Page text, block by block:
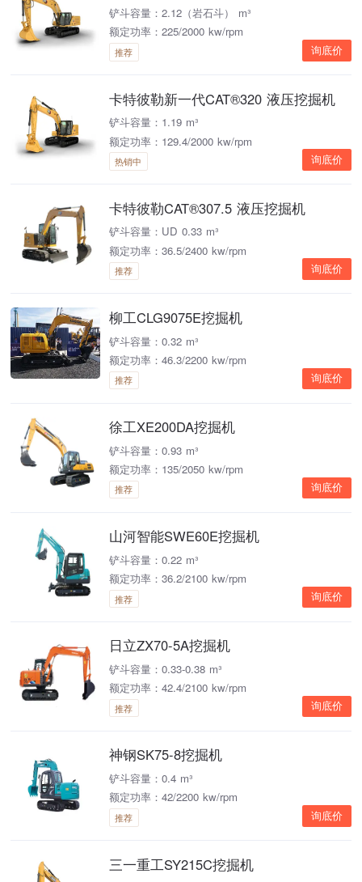
铲斗容量：2.12（岩石斗） m³
额定功率：225/2000 kw/rpm
推荐 询底价
卡特彼勒新一代CAT®320 液压挖掘机
铲斗容量：1.19 m³
额定功率：129.4/2000 kw/rpm
热销中 询底价
卡特彼勒CAT®307.5 液压挖掘机
铲斗容量：UD 0.33 m³
额定功率：36.5/2400 kw/rpm
推荐 询底价
柳工CLG9075E挖掘机
铲斗容量：0.32 m³
额定功率：46.3/2200 kw/rpm
推荐 询底价
徐工XE200DA挖掘机
铲斗容量：0.93 m³
额定功率：135/2050 kw/rpm
推荐 询底价
山河智能SWE60E挖掘机
铲斗容量：0.22 m³
额定功率：36.2/2100 kw/rpm
推荐 询底价
日立ZX70-5A挖掘机
铲斗容量：0.33-0.38 m³
额定功率：42.4/2100 kw/rpm
推荐 询底价
神钢SK75-8挖掘机
铲斗容量：0.4 m³
额定功率：42/2200 kw/rpm
推荐 询底价
三一重工SY215C挖掘机